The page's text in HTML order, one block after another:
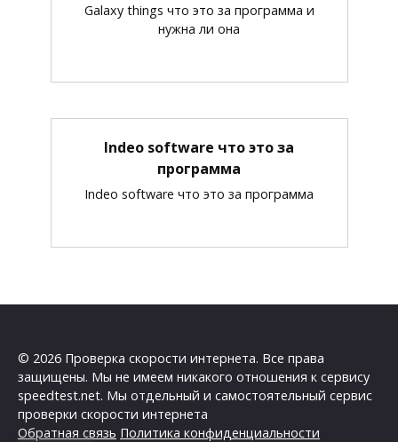
Galaxy things что это за программа и
нужна ли она
Indeo software что это за
программа
Indeo software что это за программа
© 2026 Проверка скорости интернета. Все права
защищены. Мы не имеем никакого отношения к сервису
speedtest.net. Мы отдельный и самостоятельный сервис
проверки скорости интернета
Обратная связь Политика конфиденциальности